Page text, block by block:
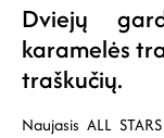
Dviejų
karamelės
traškučių.
Naujasis ALL